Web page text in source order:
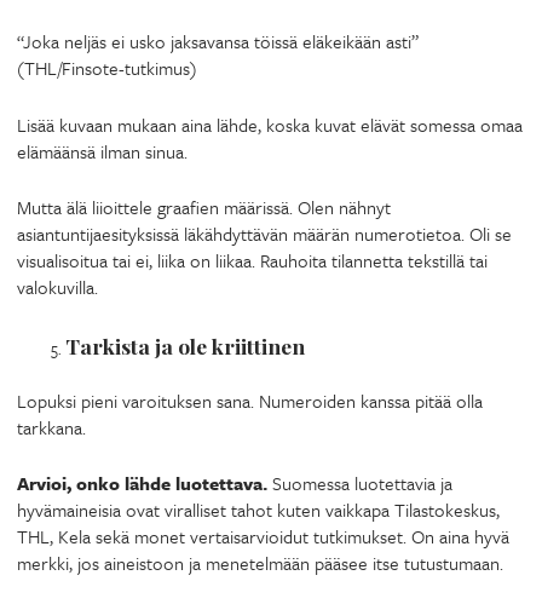
“Joka neljäs ei usko jaksavansa töissä eläkeikään asti”
(THL/Finsote-tutkimus)
Lisää kuvaan mukaan aina lähde, koska kuvat elävät somessa omaa
elämäänsä ilman sinua.
Mutta älä liioittele graafien määrissä. Olen nähnyt
asiantuntijaesityksissä läkähdyttävän määrän numerotietoa. Oli se
visualisoitua tai ei, liika on liikaa. Rauhoita tilannetta tekstillä tai
valokuvilla.
Tarkista ja ole kriittinen
Lopuksi pieni varoituksen sana. Numeroiden kanssa pitää olla
tarkkana.
Arvioi, onko lähde luotettava.Suomessa luotettavia ja
hyvämaineisia ovat viralliset tahot kuten vaikkapa Tilastokeskus,
THL, Kela sekä monet vertaisarvioidut tutkimukset. On aina hyvä
merkki, jos aineistoon ja menetelmään pääsee itse tutustumaan.